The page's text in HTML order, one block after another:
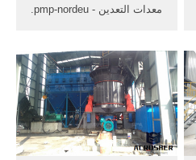
معدات التعدين - pmp-nordeu.
عملية التعدين للبيع, شركات
تعدين الذهب المشروعة من
ماليزيا انشاء شركة استخراج
ذهب معدات التعدين.